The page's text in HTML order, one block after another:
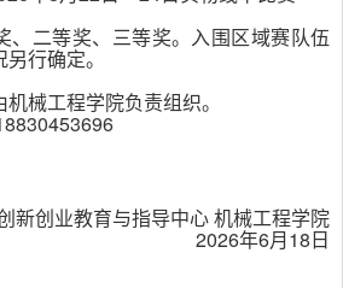
、二等奖、三等奖。入围区域赛队伍
行确定。
械工程学院负责组织。
新创业教育与指导中心 机械工程学院
2026年6月18日